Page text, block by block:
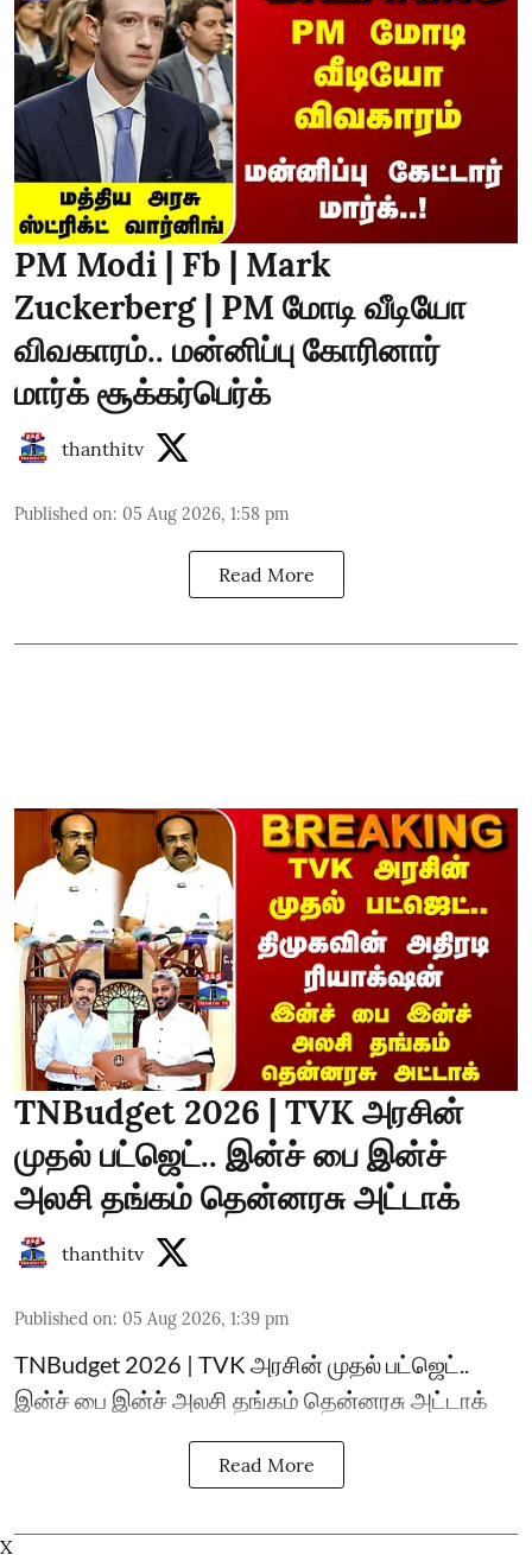
PM Modi | Fb | Mark
Zuckerberg | PM மோடி வீடியோ
விவகாரம்.. மன்னிப்பு கோரினார்
மார்க் சூக்கர்பெர்க்
thanthitv
Published on: 05 Aug 2026, 1:58 pm
Read More
TNBudget 2026 | TVK அரசின்
முதல் பட்ஜெட்.. இன்ச் பை இன்ச்
அலசி தங்கம் தென்னரசு அட்டாக்
thanthitv
Published on: 05 Aug 2026, 1:39 pm
TNBudget 2026 | TVK அரசின் முதல் பட்ஜெட்..
இன்ச் பை இன்ச் அலசி தங்கம் தென்னரசு அட்டாக்
Read More
X